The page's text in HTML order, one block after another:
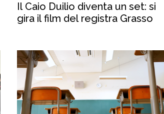
Il Caio Duilio diventa un set: si
gira il film del registra Grasso